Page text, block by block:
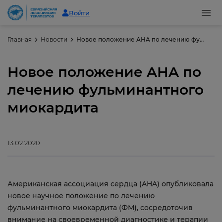
Войти
Главная Новости Новое положение AHA по лечению фульминантного миокардита
Новое положение AHA по
лечению фульминантного
миокардита
13.02.2020
Американская ассоциация сердца (AHA) опубликовала
новое научное положение по лечению
фульминантного миокардита (ФМ), сосредоточив
внимание на своевременной диагностике и терапии